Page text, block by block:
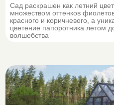
Сад раскрашен как летний
множеством оттенков
красного и коричневого, а
цветение папоротника летом
волшебства
Не знаете с чего